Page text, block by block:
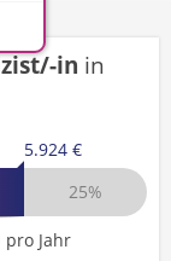
in in
5.924 €
25%
pro Jahr